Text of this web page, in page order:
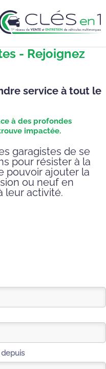
- Rejoignez
service à tout le
à des profondes
impactée.
garagistes de se
pour résister à la
pouvoir ajouter la
ou neuf en
leur activité.